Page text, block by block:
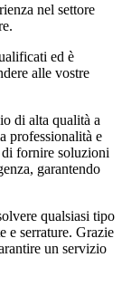
nel settore
ed è
alle vostre
di alta qualità a
professionalità e
di fornire soluzioni
garantendo
qualsiasi tipo
e serrature. Grazie
un servizio